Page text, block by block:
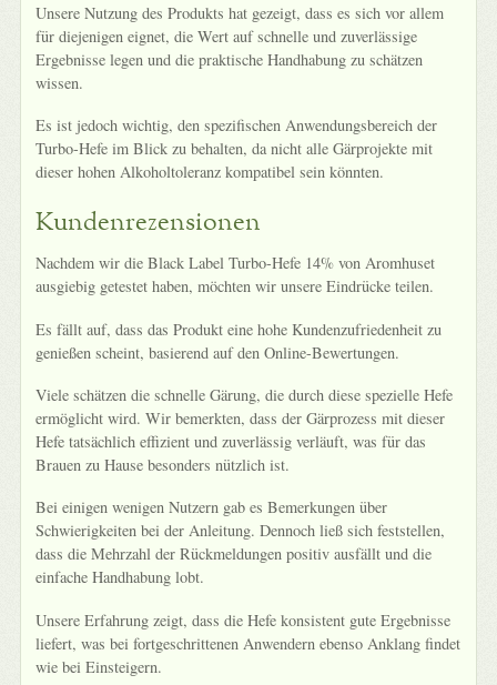
Unsere Nutzung des Produkts hat gezeigt, dass es sich vor allem
für diejenigen eignet, die Wert auf schnelle und zuverlässige
Ergebnisse legen und die praktische Handhabung zu schätzen
wissen.
Es ist jedoch wichtig, den spezifischen Anwendungsbereich der
Turbo-Hefe im Blick zu behalten, da nicht alle Gärprojekte mit
dieser hohen Alkoholtoleranz kompatibel sein könnten.
Kundenrezensionen
Nachdem wir die Black Label Turbo-Hefe 14% von Aromhuset
ausgiebig getestet haben, möchten wir unsere Eindrücke teilen.
Es fällt auf, dass das Produkt eine hohe Kundenzufriedenheit zu
genießen scheint, basierend auf den Online-Bewertungen.
Viele schätzen die schnelle Gärung, die durch diese spezielle Hefe
ermöglicht wird. Wir bemerkten, dass der Gärprozess mit dieser
Hefe tatsächlich effizient und zuverlässig verläuft, was für das
Brauen zu Hause besonders nützlich ist.
Bei einigen wenigen Nutzern gab es Bemerkungen über
Schwierigkeiten bei der Anleitung. Dennoch ließ sich feststellen,
dass die Mehrzahl der Rückmeldungen positiv ausfällt und die
einfache Handhabung lobt.
Unsere Erfahrung zeigt, dass die Hefe konsistent gute Ergebnisse
liefert, was bei fortgeschrittenen Anwendern ebenso Anklang findet
wie bei Einsteigern.